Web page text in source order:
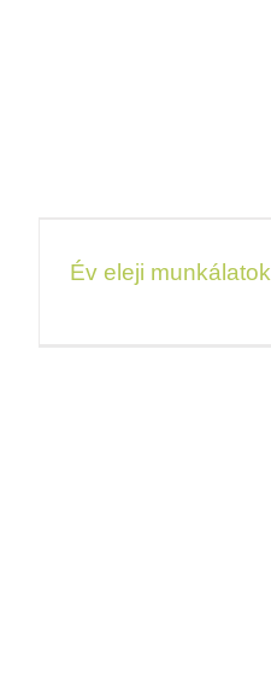
Év eleji munkálatok